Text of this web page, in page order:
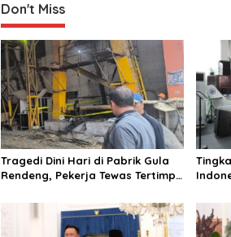
Don't Miss
Tragedi Dini Hari di Pabrik Gula
Rendeng, Pekerja Tewas Tertimpa